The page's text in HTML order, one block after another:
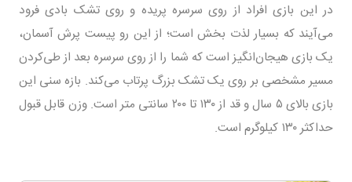
در این بازی افراد از روی سرسره پریده و روی تشک بادی فرود
می‌آیند که بسیار لذت بخش است؛ از این رو پیست پرش آسمان،
یک بازی هیجان‌انگیز است که شما را از روی سرسره بعد از طی‌کردن
مسیر مشخصی بر روی یک تشک بزرگ پرتاب می‌کند. بازه سنی این
بازی بالای ۵ سال و قد از ۱۳۰ تا ۲۰۰ سانتی متر است. وزن قابل قبول
حداکثر ۱۳۰ کیلوگرم است.